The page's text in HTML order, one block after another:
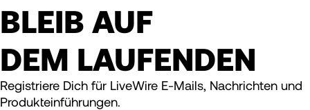
BLEIB AUF
DEM LAUFENDEN
Registriere Dich für LiveWire E-Mails, Nachrichten und
Produkteinführungen.